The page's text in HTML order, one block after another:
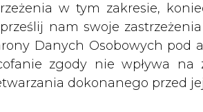
w tym zakresie,
prześlij nam swoje
Danych Osobowych pod
zgody nie wpływa na
dokonanego przed